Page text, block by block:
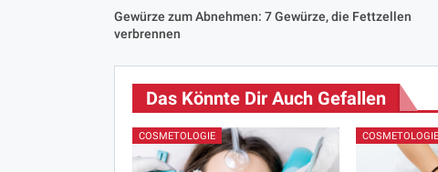
Gewürze zum Abnehmen: 7 Gewürze, die Fettzellen
verbrennen
Das Könnte Dir Auch Gefallen
COSMETOLOGIE COSMETOLOGIE